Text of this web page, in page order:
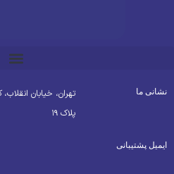
ما
تهران، خیابان
پلاک ۱۹
پشتیبانی